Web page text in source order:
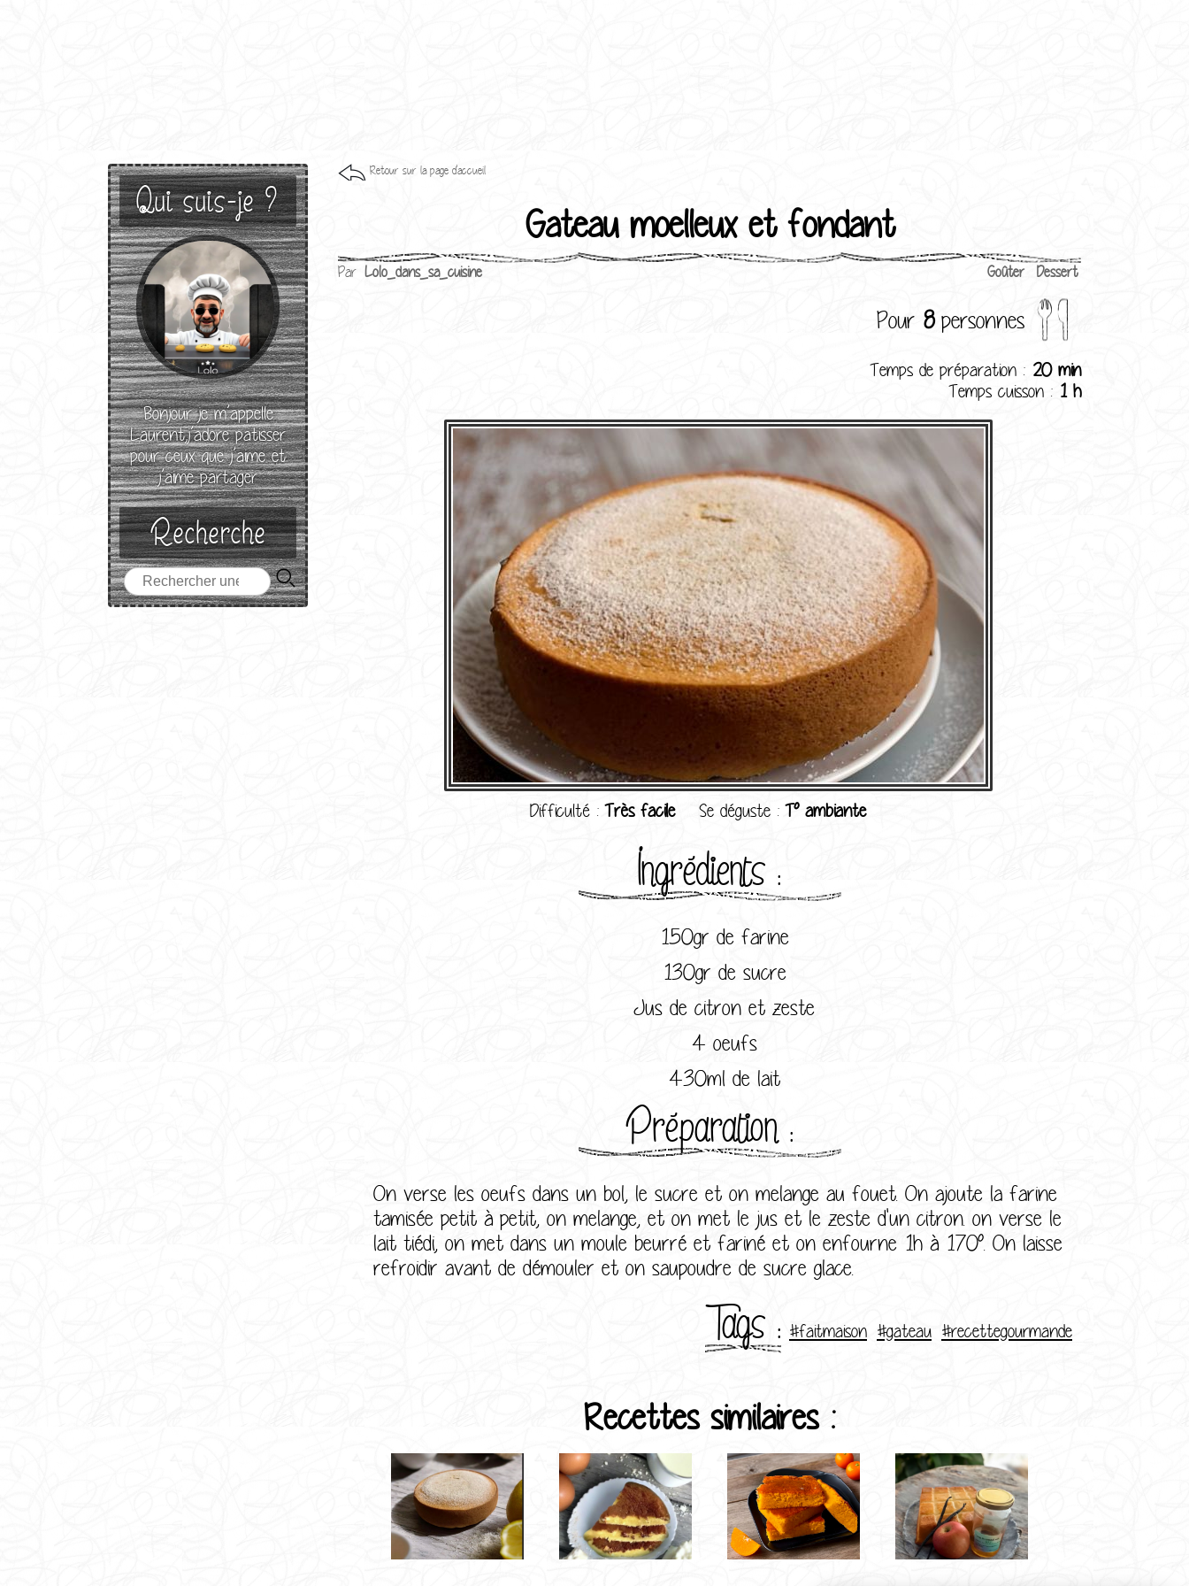
Qui suis-je ?
Bonjour je m’appelle
Laurent,j’adore patisser
pour ceux que j’aime et
j’aime partager
Recherche
Retour sur la page d'accueil
Gateau moelleux et fondant
Par Lolo_dans_sa_cuisine Goûter Dessert
Pour 8personnes
Temps de préparation : 20 min
Temps cuisson : 1 h
Difficulté :Très facile Se déguste :T° ambiante
Ingrédients :
150gr de farine
130gr de sucre
Jus de citron et zeste
4 oeufs
430ml de lait
Préparation :
On verse les oeufs dans un bol, le sucre et on melange au fouet. On ajoute la farine
tamisée petit à petit, on melange, et on met le jus et le zeste d'un citron. on verse le
lait tiédi, on met dans un moule beurré et fariné et on enfourne 1h à 170°. On laisse
refroidir avant de démouler et on saupoudre de sucre glace.
Tags : #faitmaison #gateau #recettegourmande
Recettes similaires :